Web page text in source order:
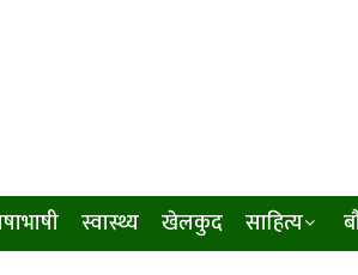
स्वास्थ्य खेलकुद साहित्य